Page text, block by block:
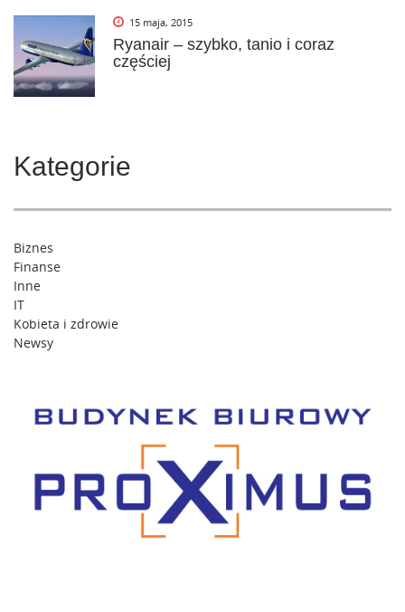
15 maja, 2015
Ryanair – szybko, tanio i coraz
częściej
Kategorie
Biznes
Finanse
Inne
IT
Kobieta i zdrowie
Newsy